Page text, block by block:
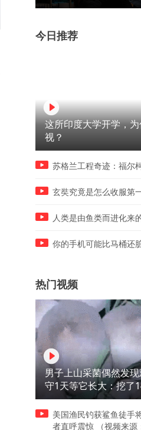
下周在马德拉岛举行盛大婚礼
今日推荐
这所印度大学开学，
视？
苏格兰工程奇迹：福尔
玄奘究竟是怎么收服第
人类是由鱼类而进化来
你的手机可能比马桶还
热门视频
男子上山采菌偶然发
守1天等它长大：挖了
美国渔民钓获鲨鱼徒手
者直呼震惊 （视频来源